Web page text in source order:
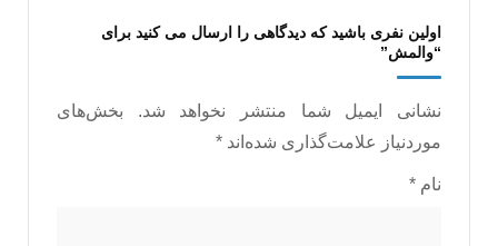
اولین نفری باشید که دیدگاهی را ارسال می کنید برای
“والمش”
نشانی ایمیل شما منتشر نخواهد شد.
بخش‌های
موردنیاز علامت‌گذاری شده‌اند *
نام *